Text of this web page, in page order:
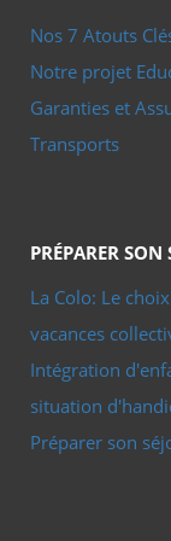
Savoie
Des colos
jeunes
découvrir
esprit éco-
sportives
l'occasion de se
animaux,
de Moules, en
Cet été, le
apprentis
de notre centre
l'équitation, dans
Nos 7 Atouts
Notre projet
Garanties et
Transports
PRÉPARER SON
La Colo: Le
vacances
Intégration
situation
Préparer son